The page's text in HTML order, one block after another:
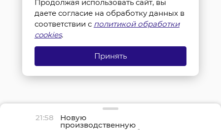
21:58 Новую
производственную
площадку птицефабрики
Продолжая использовать сайт, вы
даете согласие на обработку данных в
соответствии с политикой обработки
cookies.
Принять